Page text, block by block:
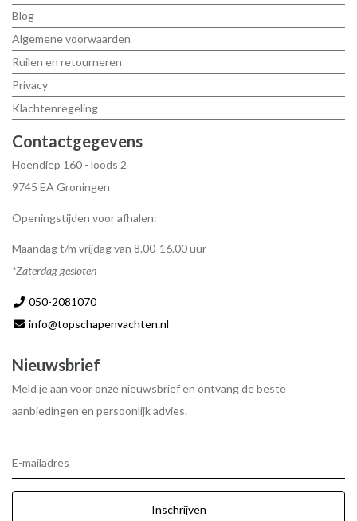
Blog
Algemene voorwaarden
Ruilen en retourneren
Privacy
Klachtenregeling
Contactgegevens
Hoendiep 160 - loods 2
9745 EA Groningen
Openingstijden voor afhalen:
Maandag t/m vrijdag van 8.00-16.00 uur
*Zaterdag gesloten
050-2081070
info@topschapenvachten.nl
Nieuwsbrief
Meld je aan voor onze nieuwsbrief en ontvang de beste
aanbiedingen en persoonlijk advies.
E-mailadres
Inschrijven